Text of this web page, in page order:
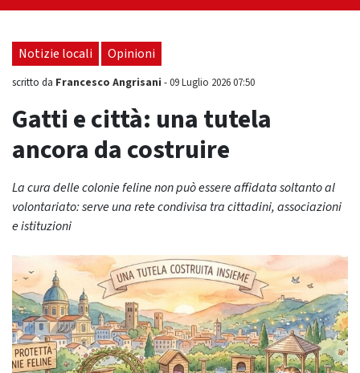
consiliare: “Serve chiarezza!”"
Notizie locali Opinioni
scritto da Francesco Angrisani -09 Luglio 2026 07:50
Gatti e città: una tutela
ancora da costruire
La cura delle colonie feline non può essere affidata soltanto al
volontariato: serve una rete condivisa tra cittadini, associazioni
e istituzioni